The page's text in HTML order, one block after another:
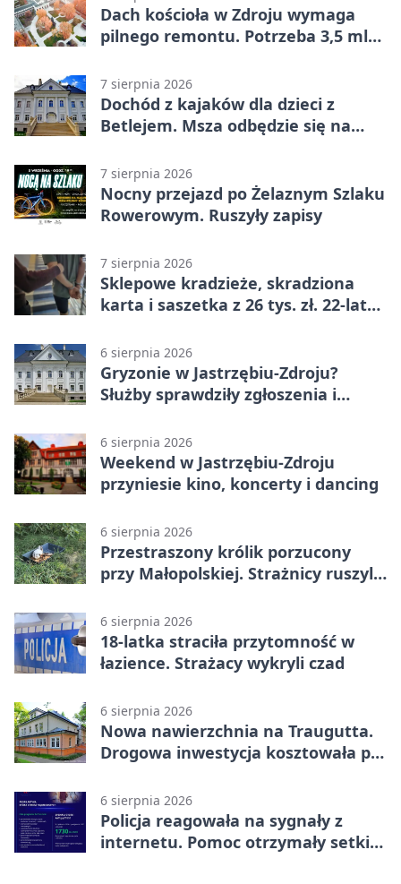
Dach kościoła w Zdroju wymaga
pilnego remontu. Potrzeba 3,5 mln
7 sierpnia 2026
Dochód z kajaków dla dzieci z
Betlejem. Msza odbędzie się na
7 sierpnia 2026
Nocny przejazd po Żelaznym Szlaku
Rowerowym. Ruszyły zapisy
7 sierpnia 2026
Sklepowe kradzieże, skradziona
karta i saszetka z 26 tys. zł. 22-latek
6 sierpnia 2026
Gryzonie w Jastrzębiu-Zdroju?
Służby sprawdziły zgłoszenia i
6 sierpnia 2026
Weekend w Jastrzębiu-Zdroju
przyniesie kino, koncerty i dancing
6 sierpnia 2026
Przestraszony królik porzucony
przy Małopolskiej. Strażnicy ruszyli
6 sierpnia 2026
18-latka straciła przytomność w
łazience. Strażacy wykryli czad
6 sierpnia 2026
Nowa nawierzchnia na Traugutta.
Drogowa inwestycja kosztowała pół
6 sierpnia 2026
Policja reagowała na sygnały z
internetu. Pomoc otrzymały setki